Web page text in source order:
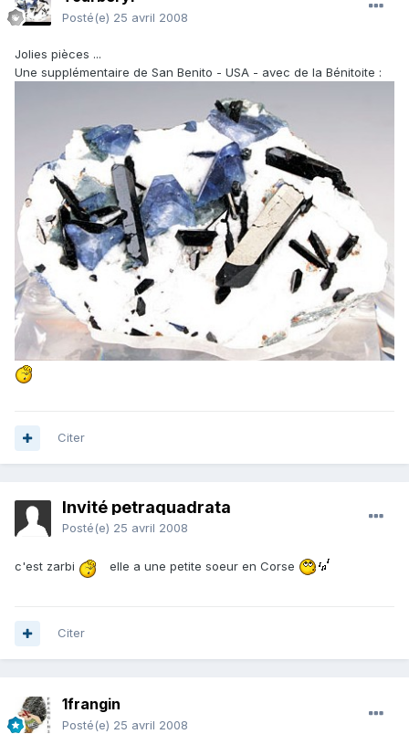
Posté(e) 25 avril 2008
Jolies pièces ...
Une supplémentaire de San Benito - USA - avec de la Bénitoite :
Citer
Invité petraquadrata
Posté(e) 25 avril 2008
c'est zarbi elle a une petite soeur en Corse
Citer
1frangin
Posté(e) 25 avril 2008